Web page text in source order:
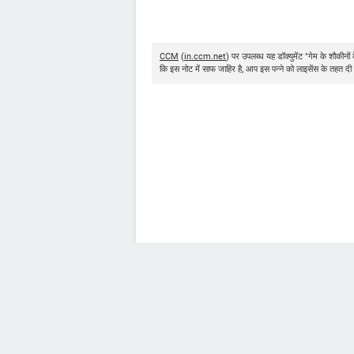
CCM (in.ccm.net) पर उपलब्ध यह डॉक्युमेंट "गेम के
कि इस नोट में साफ जाहिर है, आप इस पन्ने को लाइसेंस के तहत